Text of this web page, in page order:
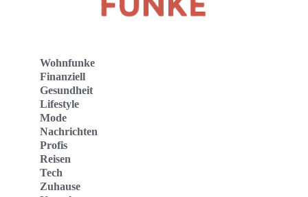
Wohnfunke
Finanziell
Gesundheit
Lifestyle
Mode
Nachrichten
Profis
Reisen
Tech
Zuhause